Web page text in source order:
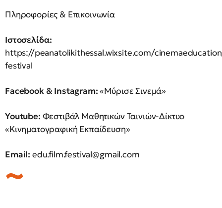
Πληροφορίες & Επικοινωνία
Ιστοσελίδα:
https://peanatolikithessal.wixsite.com/
festival
Facebook & Instagram:«Μύρισε Σινεμά»
Youtube: Φεστιβάλ Μαθητικών Ταινιών-Δίκτυο
«Κινηματογραφική Εκπαίδευση»
Email: edu.film.festival@gmail.com